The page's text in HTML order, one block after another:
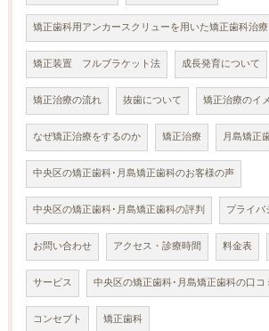
矯正歯科用アンカースクリューを用いた矯正歯科治療
矯正装置 フルブラケット法 成長発育について
矯正治療の流れ 抜歯について 矯正治療のイ
なぜ矯正治療をするのか 矯正治療 月島矯正
中央区の矯正歯科･月島矯正歯科のお客様の声
中央区の矯正歯科･月島矯正歯科の評判 プライバ
お問い合わせ アクセス・診療時間 料金表
サービス 中央区の矯正歯科･月島矯正歯科の口コ
コンセプト 矯正歯科